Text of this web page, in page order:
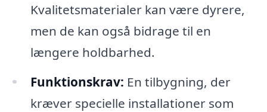
Kvalitetsmaterialer kan være dyrere,
men de kan også bidrage til en
længere holdbarhed.
Funktionskrav: En tilbygning, der
kræver specielle installationer som